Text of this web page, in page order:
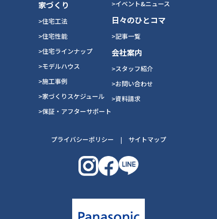
家づくり
>住宅工法
>住宅性能
>住宅ラインナップ
>モデルハウス
>施工事例
>家づくりスケジュール
>保証・アフターサポート
>イベント&ニュース
日々のひとコマ
>記事一覧
会社案内
>スタッフ紹介
>お問い合わせ
>資料請求
プライバシーポリシー | サイトマップ